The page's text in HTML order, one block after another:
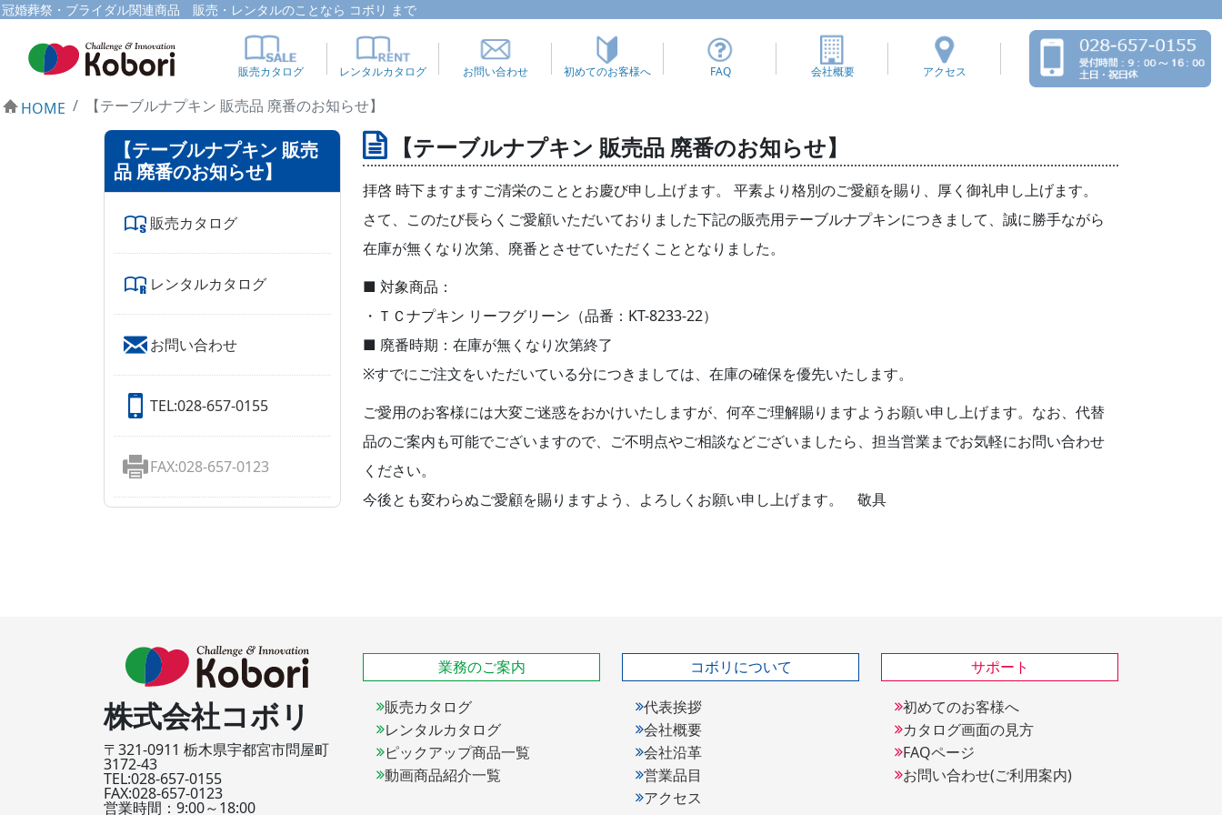
冠婚葬祭・ブライダル関連商品 販売・レンタルのことなら コボリ まで
販売カタログ レンタルカタログ お問い合わせ 初めてのお客様へ FAQ 会社概要 アクセス
HOME 【テーブルナプキン 販売品 廃番のお知らせ】
【テーブルナプキン 販売
品 廃番のお知らせ】
販売カタログ
レンタルカタログ
お問い合わせ
TEL:028-657-0155
FAX:028-657-0123
【テーブルナプキン 販売品 廃番のお知らせ】
拝啓 時下ますますご清栄のこととお慶び申し上げます。 平素より格別のご愛顧を賜り、厚く御礼申し上げます。
さて、このたび長らくご愛顧いただいておりました下記の販売用テーブルナプキンにつきまして、誠に勝手ながら
在庫が無くなり次第、廃番とさせていただくこととなりました。
■ 対象商品：
・ＴＣナプキン リーフグリーン（品番：KT-8233-22）
■ 廃番時期：在庫が無くなり次第終了
※すでにご注文をいただいている分につきましては、在庫の確保を優先いたします。
ご愛用のお客様には大変ご迷惑をおかけいたしますが、何卒ご理解賜りますようお願い申し上げます。なお、代替
品のご案内も可能でございますので、ご不明点やご相談などございましたら、担当営業までお気軽にお問い合わせ
ください。
今後とも変わらぬご愛顧を賜りますよう、よろしくお願い申し上げます。 敬具
株式会社コボリ
〒321-0911 栃木県宇都宮市問屋町
3172-43
TEL:028-657-0155
FAX:028-657-0123
営業時間：9:00～18:00
業務のご案内
販売カタログ
レンタルカタログ
ピックアップ商品一覧
動画商品紹介一覧
コボリについて
代表挨拶
会社概要
会社沿革
営業品目
アクセス
サポート
初めてのお客様へ
カタログ画面の見方
FAQページ
お問い合わせ(ご利用案内)